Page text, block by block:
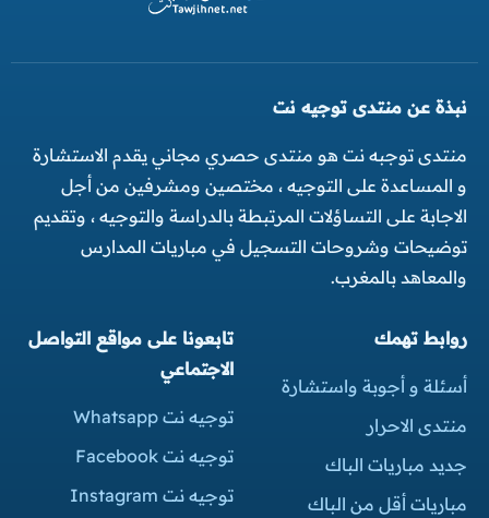
نبذة عن منتدى توجيه نت
منتدى توجبه نت هو منتدى حصري مجاني يقدم الاستشارة
و المساعدة على التوجيه ، مختصين ومشرفين من أجل
الاجابة على التساؤلات المرتبطة بالدراسة والتوجيه ، وتقديم
توضيحات وشروحات التسجيل في مباريات المدارس
والمعاهد بالمغرب.
روابط تهمك
أسئلة و أجوبة واستشارة
منتدى الاحرار
جديد مباريات الباك
مباريات أقل من الباك
تابعونا على مواقع التواصل
الاجتماعي
توجيه نت Whatsapp
توجيه نت Facebook
توجيه نت Instagram